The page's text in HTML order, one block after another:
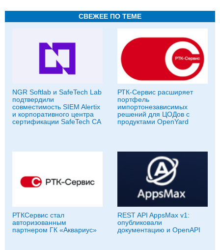
СВЕЖЕЕ ПО ТЕМЕ
NGR Softlab и SafeTech Lab
подтвердили
совместимость SIEM Alertix
и корпоративного центра
сертификации SafeTech CA
РТК-Сервис расширяет
портфель
импортонезависимых
решений для ЦОДов с
продуктами OpenYard
РТКСервис стал
авторизованным
партнером ГК «Аквариус»
REST API AppsMax v1:
опубликовали
документацию и OpenAPI